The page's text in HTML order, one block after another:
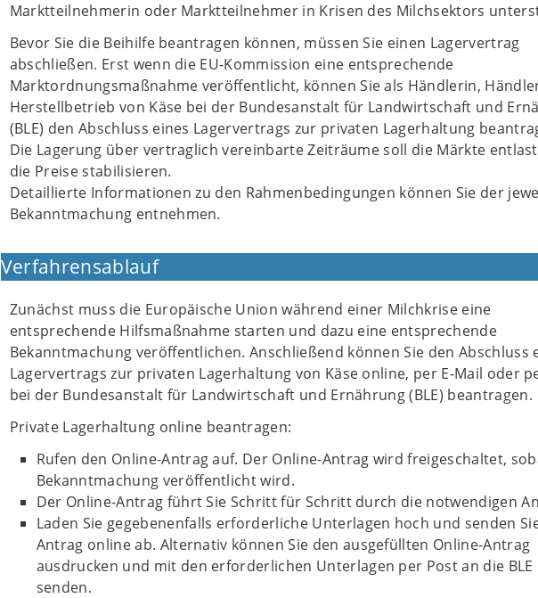
Marktteilnehmerin oder Marktteilnehmer in Krisen des Milchsektors
Bevor Sie die Beihilfe beantragen können, müssen Sie einen Lagervertrag
abschließen. Erst wenn die EU-Kommission eine entsprechende
Marktordnungsmaßnahme veröffentlicht, können Sie als Händlerin,
Herstellbetrieb von Käse bei der Bundesanstalt für Landwirtschaft und
(BLE) den Abschluss eines Lagervertrags zur privaten Lagerhaltung
Die Lagerung über vertraglich vereinbarte Zeiträume soll die Märkte
die Preise stabilisieren.
Detaillierte Informationen zu den Rahmenbedingungen können Sie der
Bekanntmachung entnehmen.
Verfahrensablauf
Zunächst muss die Europäische Union während einer Milchkrise eine
entsprechende Hilfsmaßnahme starten und dazu eine entsprechende
Bekanntmachung veröffentlichen. Anschließend können Sie den Abschluss
Lagervertrags zur privaten Lagerhaltung von Käse online, per E-Mail oder
bei der Bundesanstalt für Landwirtschaft und Ernährung (BLE) beantragen.
Private Lagerhaltung online beantragen:
Rufen den Online-Antrag auf. Der Online-Antrag wird freigeschaltet,
Bekanntmachung veröffentlicht wird.
Der Online-Antrag führt Sie Schritt für Schritt durch die notwendigen
Laden Sie gegebenenfalls erforderliche Unterlagen hoch und senden
Antrag online ab. Alternativ können Sie den ausgefüllten Online-Antrag
ausdrucken und mit den erforderlichen Unterlagen per Post an die BLE
senden.